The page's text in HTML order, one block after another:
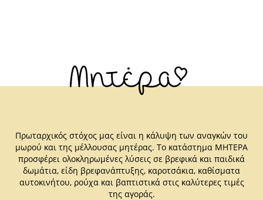
Πρωταρχικός στόχος μας είναι η κάλυψη των αναγκών του
μωρού και της μέλλουσας μητέρας. Το κατάστημα ΜΗΤΕΡΑ
προσφέρει ολοκληρωμένες λύσεις σε βρεφικά και παιδικά
δωμάτια, είδη βρεφανάπτυξης, καροτσάκια, καθίσματα
αυτοκινήτου, ρούχα και βαπτιστικά στις καλύτερες τιμές
της αγοράς.